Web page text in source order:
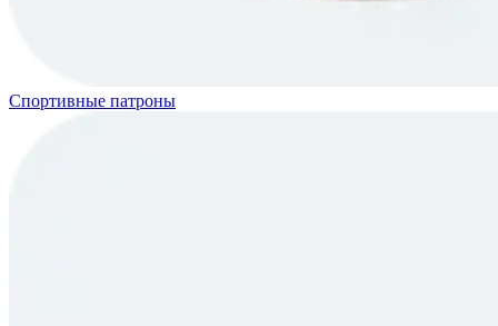
Спортивные патроны